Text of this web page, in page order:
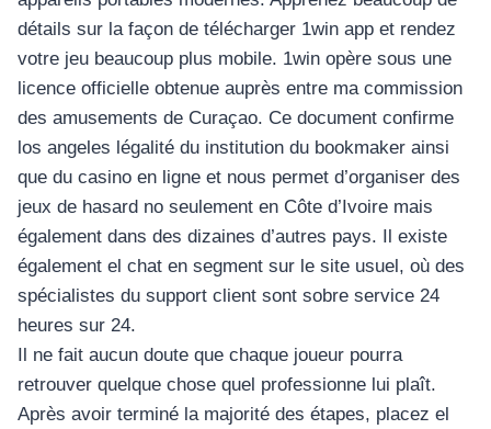
détails sur la façon de télécharger 1win app et rendez
votre jeu beaucoup plus mobile. 1win opère sous une
licence officielle obtenue auprès entre ma commission
des amusements de Curaçao. Ce document confirme
los angeles légalité du institution du bookmaker ainsi
que du casino en ligne et nous permet d’organiser des
jeux de hasard no seulement en Côte d’Ivoire mais
également dans des dizaines d’autres pays. Il existe
également el chat en segment sur le site usuel, où des
spécialistes du support client sont sobre service 24
heures sur 24.
Il ne fait aucun doute que chaque joueur pourra
retrouver quelque chose quel professionne lui plaît.
Après avoir terminé la majorité des étapes, placez el